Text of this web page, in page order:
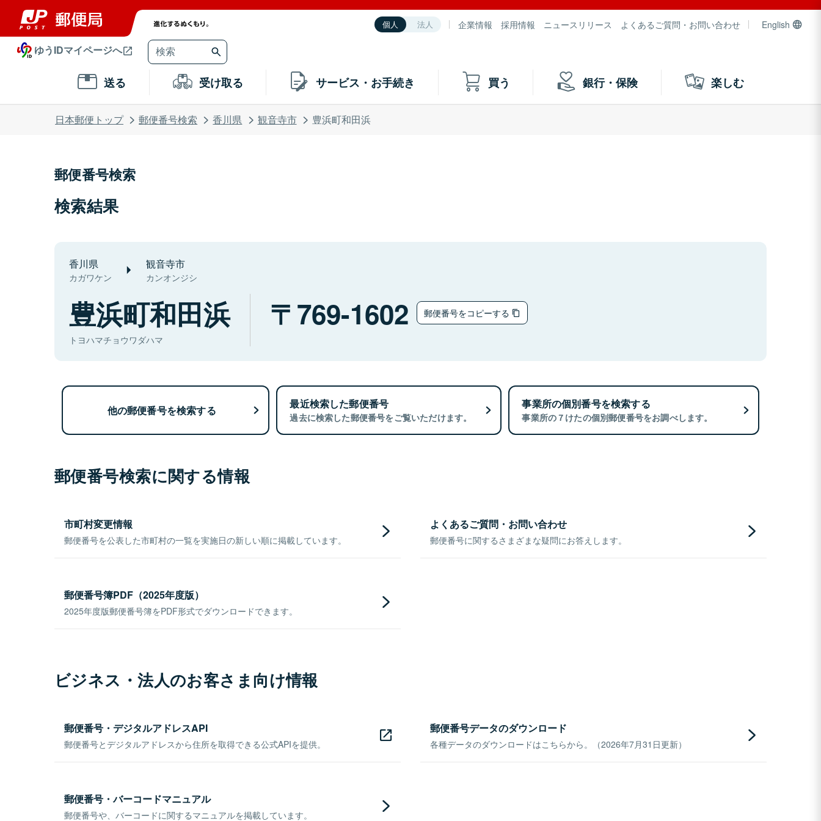
個人 法人 企業情報 採用情報 ニュースリリース よくあるご質問・お問い合わせ English
ゆうIDマイページへ
送る 受け取る サービス・お手続き 買う 銀行・保険 楽しむ
日本郵便トップ 郵便番号検索 香川県 観音寺市 豊浜町和田浜
郵便番号検索
検索結果
香川県
カガワケン
観音寺市
カンオンジシ
豊浜町和田浜
トヨハマチョウワダハマ
769-1602 郵便番号をコピーする
他の郵便番号を検索する 最近検索した郵便番号
過去に検索した郵便番号をご覧いただけます。
事業所の個別番号を検索する
事業所の７けたの個別郵便番号をお調べします。
郵便番号検索に関する情報
市町村変更情報
郵便番号を公表した市町村の一覧を実施日の新しい順に掲載しています。
よくあるご質問・お問い合わせ
郵便番号に関するさまざまな疑問にお答えします。
郵便番号簿PDF（2025年度版）
2025年度版郵便番号簿をPDF形式でダウンロードできます。
ビジネス・法人のお客さま向け情報
郵便番号・デジタルアドレスAPI
郵便番号とデジタルアドレスから住所を取得できる公式APIを提供。
郵便番号データのダウンロード
各種データのダウンロードはこちらから。（2026年7月31日更新）
郵便番号・バーコードマニュアル
郵便番号や、バーコードに関するマニュアルを掲載しています。